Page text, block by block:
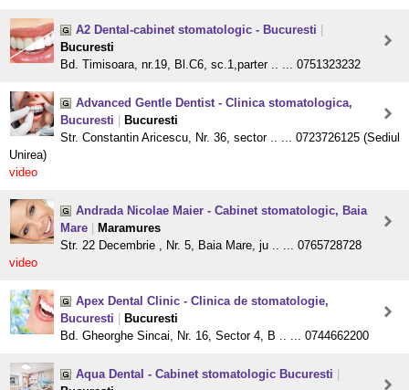
A2 Dental-cabinet stomatologic - Bucuresti
Bucuresti
Bd. Timisoara, nr.19, Bl.C6, sc.1,parter .. ... 0751323232
Advanced Gentle Dentist - Clinica stomatologica,
Bucuresti
Bucuresti
Str. Constantin Aricescu, Nr. 36, sector .. ... 0723726125 (Sediul
Unirea)
video
Andrada Nicolae Maier - Cabinet stomatologic, Baia
Mare
Maramures
Str. 22 Decembrie , Nr. 5, Baia Mare, ju .. ... 0765728728
video
Apex Dental Clinic - Clinica de stomatologie,
Bucuresti
Bucuresti
Bd. Gheorghe Sincai, Nr. 16, Sector 4, B .. ... 0744662200
Aqua Dental - Cabinet stomatologic Bucuresti